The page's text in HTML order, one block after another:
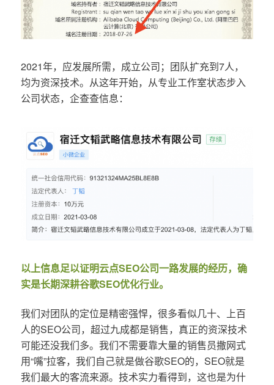
2021年，应发展所需，成立公司；团队扩充到7人，
均为资深技术。从这年开始，从专业工作室状态步入
公司状态，企查查信息：
以上信息足以证明云点SEO公司一路发展的经历，确
实是长期深耕谷歌SEO优化行业。
我们对团队的定位是精密强悍，很多看似几十、上百
人的SEO公司，超过九成都是销售，真正的资深技术
可能还没我们多。我们不需要靠大量的销售员撒网式
用“嘴”拉客，我们自己就是做谷歌SEO的，SEO就是
我们最大的客流来源。技术实力看得到，这也是为什